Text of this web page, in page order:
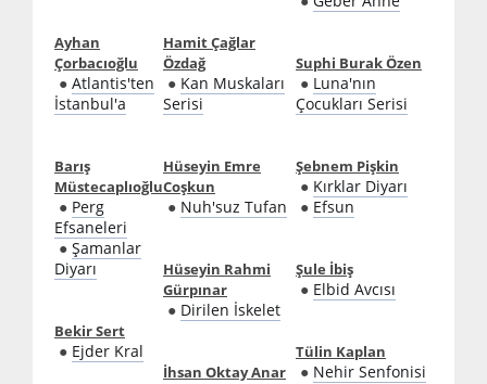
Ayhan
Çorbacıoğlu
● Atlantis'ten
İstanbul'a
Barış
Müstecaplıoğlu
● Perg
Efsaneleri
● Şamanlar
Diyarı
Bekir Sert
● Ejder Kral
Hamit Çağlar
Özdağ
● Kan Muskaları
Serisi
Hüseyin Emre
Coşkun
● Nuh'suz Tufan
Hüseyin Rahmi
Gürpınar
● Dirilen İskelet
İhsan Oktay Anar
Suphi Burak Özen
● Luna'nın
Çocukları Serisi
Şebnem Pişkin
● Kırklar Diyarı
● Efsun
Şule İbiş
● Elbid Avcısı
Tülin Kaplan
● Nehir Senfonisi